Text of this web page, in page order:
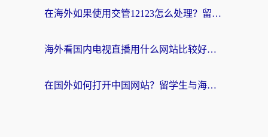
在海外如果使用交管12123怎么处理？留学生亲测有效的回国加速方案
海外看国内电视直播用什么网站比较好？一篇解决你所有追剧难题的实用指南
在国外如何打开中国网站？留学生与海外华人的无缝访问指南